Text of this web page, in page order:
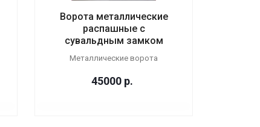
Ворота металлические
распашные с
сувальдным замком
Металлические ворота
45000 р.